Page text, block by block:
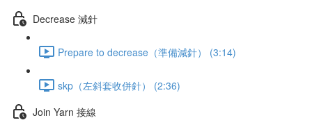
Decrease 減針
Prepare to decrease（準備減針） (3:14)
skp（左斜套收併針） (2:36)
Join Yarn 接線